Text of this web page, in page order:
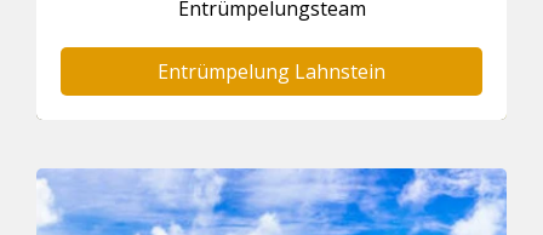
Entrümpelungsteam
Entrümpelung Lahnstein